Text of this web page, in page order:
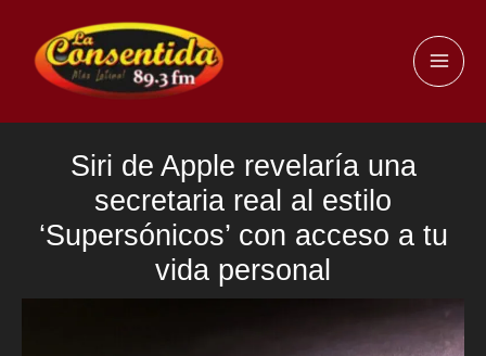
contenido
Siri de Apple revelaría una
secretaria real al estilo
‘Supersónicos’ con acceso a tu
vida personal